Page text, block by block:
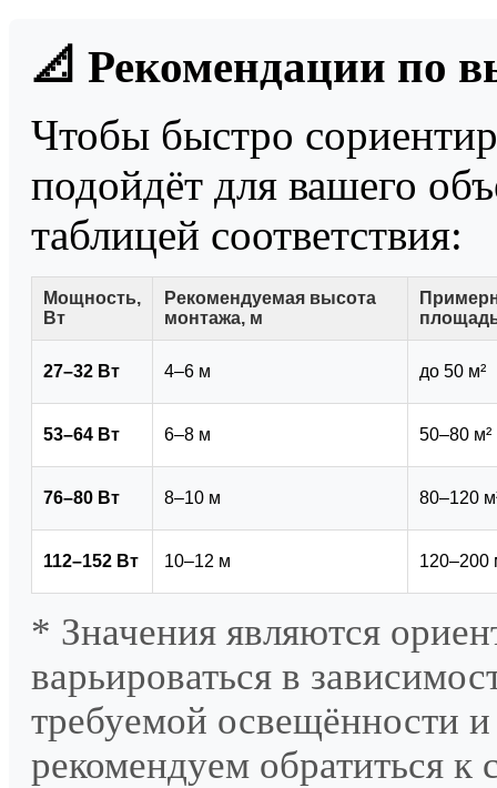
📐 Рекомендации по
Чтобы быстро
подойдёт для вашего
таблицей соответствия:
Мощность,
Вт
Рекомендуемая высота
монтажа, м
27–32 Вт 4–6 м до 50 м²
53–64 Вт 6–8 м 50–80 м²
76–80 Вт 8–10 м 80–120
112–152 Вт 10–12 м 120–200
* Значения являются
варьироваться в
требуемой освещённости
рекомендуем обратиться к